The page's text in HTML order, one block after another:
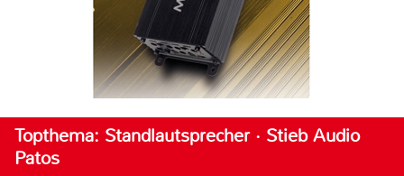
Topthema: Standlautsprecher · Stieb Audio
Patos